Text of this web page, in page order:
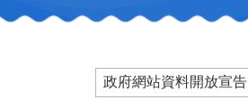
政府網站資料開放宣告